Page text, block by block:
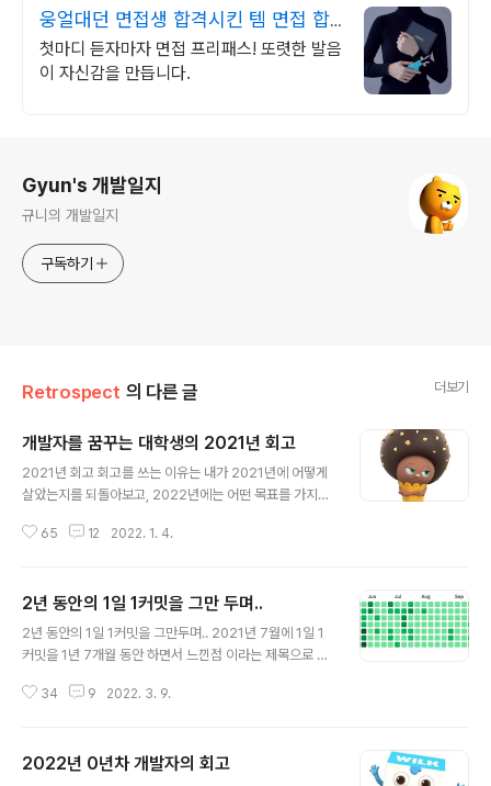
웅얼대던 면접생 합격시킨 템 면접 합
격 필수템
첫마디 듣자마자 면접 프리패스! 또렷한 발음
이 자신감을 만듭니다.
Gyun's 개발일지
규니의 개발일지
구독하기
Retrospect 의 다른 글 더보기
개발자를 꿈꾸는 대학생의 2021년 회고
2021년 회고 회고를 쓰는 이유는 내가 2021년에 어떻게
살았는지를 되돌아보고, 2022년에는 어떤 목표를 가지고
에 비해 올해는 얼마나 달라졌는지도 정리하기 위해서이
걱정을 가지고 겨울 방학을 보냈던 것 같다. 가장 먼저 20
20년 까지는 SOPT IT 동아리를 하면서 JavaScript, N
odeJS, Express로 백엔드 개발을 했다. 하지만 2021
래서 겨울 방학동안 JAVA의 동작 원리를 깊게 공부해보려
65 12 2022. 1. 4.
2년 동안의 1일 1커밋을 그만 두며..
2년 동안의 1일 1커밋을 그만두며.. 2021년 7월에 1일 1
커밋을 1년 7개월 동안 하면서 느낀점 이라는 제목으로 가
2년 동안 진행해왔던 1일 1커밋을 그만두면서 라는 제목으
히 듣는 학생이었기에, 학교 수업 외에 개인 적인 공부를 하
34 9 2022. 3. 9.
2022년 0년차 개발자의 회고